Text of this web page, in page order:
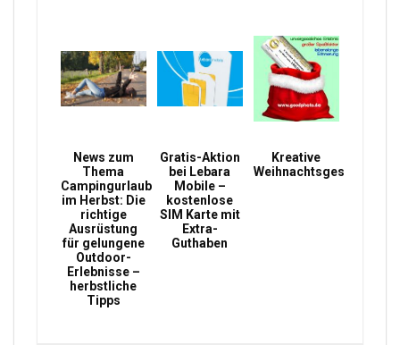
News zum
Thema
Campingurlaub
im Herbst: Die
richtige
Ausrüstung
für gelungene
Outdoor-
Erlebnisse –
herbstliche
Tipps
Gratis-Aktion
bei Lebara
Mobile –
kostenlose
SIM Karte mit
Extra-
Guthaben
Kreative
Weihnachtsgeschenke